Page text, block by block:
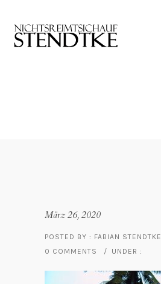
März 26, 2020
POSTED BY : FABIAN STENDTKE
0 COMMENTS
/ UNDER :